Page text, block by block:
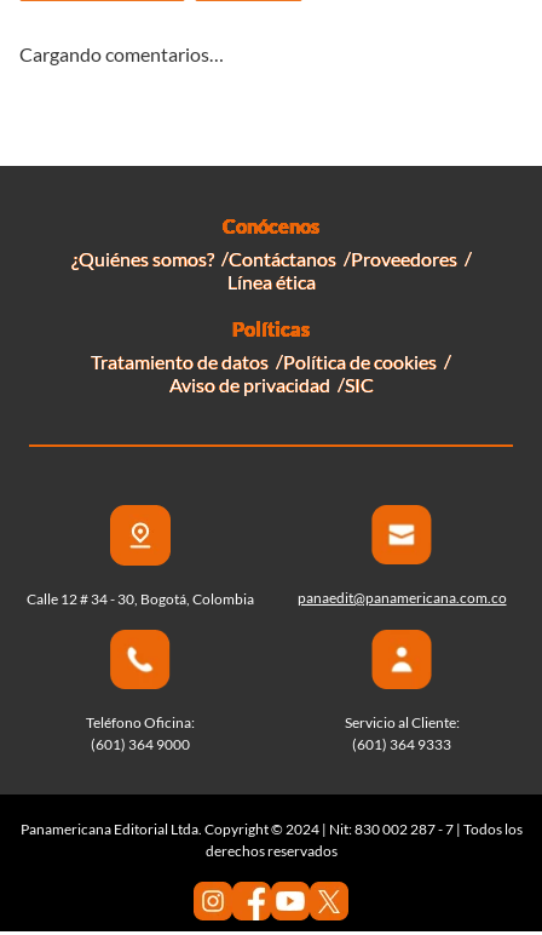
Cargando comentarios…
Conócenos
¿Quiénes somos?
Contáctanos
Proveedores
Línea ética
Políticas
Tratamiento de datos
Política de cookies
Aviso de privacidad
SIC
Calle 12 # 34 - 30, Bogotá, Colombia panaedit@panamericana.com.co
Teléfono Oficina:
(601) 364 9000
Servicio al Cliente:
(601) 364 9333
Panamericana Editorial Ltda. Copyright © 2024 | Nit: 830 002 287 - 7 | Todos los
derechos reservados